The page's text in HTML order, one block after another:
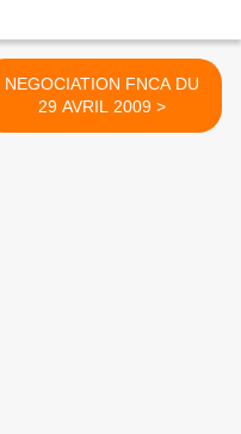
NEGOCIATION FNCA DU
29 AVRIL 2009 >